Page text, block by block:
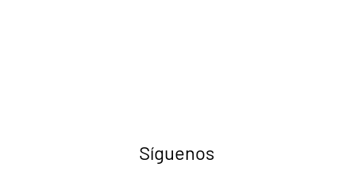
Síguenos